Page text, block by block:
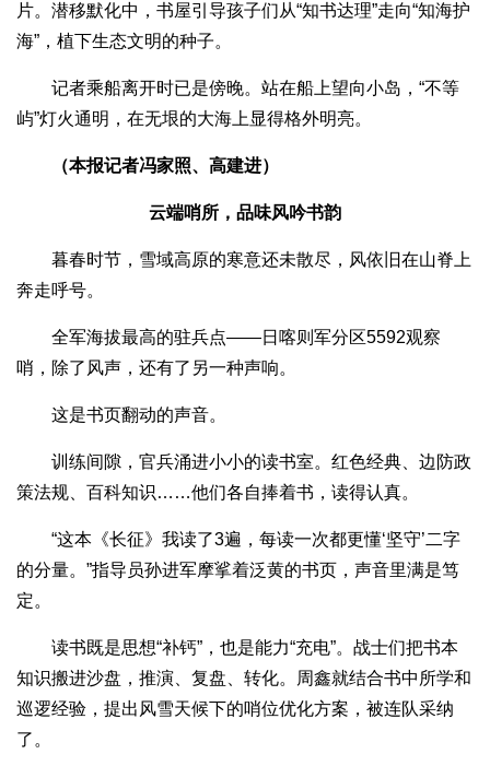
片。潜移默化中，书屋引导孩子们从“知书达理”走向“知海护
海”，植下生态文明的种子。
记者乘船离开时已是傍晚。站在船上望向小岛，“不等
屿”灯火通明，在无垠的大海上显得格外明亮。
（本报记者冯家照、高建进）
云端哨所，品味风吟书韵
暮春时节，雪域高原的寒意还未散尽，风依旧在山脊上
奔走呼号。
全军海拔最高的驻兵点——日喀则军分区5592观察
哨，除了风声，还有了另一种声响。
这是书页翻动的声音。
训练间隙，官兵涌进小小的读书室。红色经典、边防政
策法规、百科知识……他们各自捧着书，读得认真。
“这本《长征》我读了3遍，每读一次都更懂‘坚守’二字
的分量。”指导员孙进军摩挲着泛黄的书页，声音里满是笃
定。
读书既是思想“补钙”，也是能力“充电”。战士们把书本
知识搬进沙盘，推演、复盘、转化。周鑫就结合书中所学和
巡逻经验，提出风雪天候下的哨位优化方案，被连队采纳
了。